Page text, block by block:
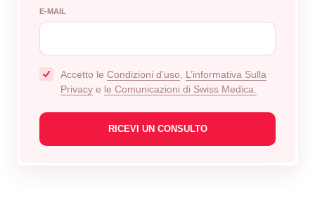
E-MAIL
Accetto le Сondizioni d’uso
L’informativa Sulla
Privacy e le Comunicazioni di Swiss Medica.